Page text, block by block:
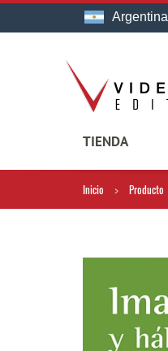
Argentina
TIENDA
Inicio Producto